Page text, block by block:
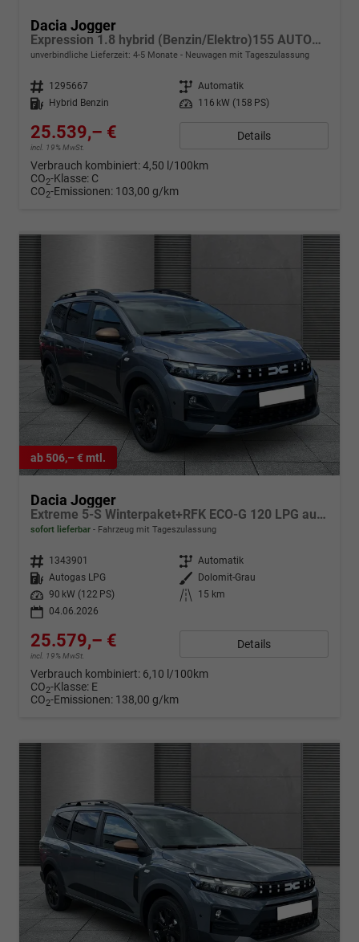
Dacia Jogger
Expression 1.8 hybrid (Benzin/Elektro)155 AUTOMATIK, 5-SITZPLÄTZE, 3 Jahre Garantie, Klima, Parksensoren hinten, Rückfahrkamera, Abgedunkelte Scheiben Lederlenkrad, Nebelscheinwerfer, Armlehne, Media Display 10 + Smartphone-Spiegelung, Tempomat, Dachreling
unverbindliche Lieferzeit: 4-5 Monate Neuwagen mit Tageszulassung
Fahrzeugnr. 1295667 Getriebe Automatik
Kraftstoff
Hybrid Benzin Leistung 116 kW (158 PS)
25.539,– €
incl. 19% MwSt.
Details
Verbrauch kombiniert:4,50 l/100km
CO2-Klasse: C
CO2-Emissionen: 103,00 g/km
ab 506,– € mtl.
Dacia Jogger
Extreme 5-S Winterpaket+RFK ECO-G 120 LPG automatik
sofort lieferbar Fahrzeug mit Tageszulassung
Fahrzeugnr. 1343901 Getriebe Automatik
Kraftstoff Autogas LPG Außenfarbe
Dolomit-Grau
Leistung
90 kW (122 PS) Kilometerstand
15 km
04.06.2026
25.579,– €
incl. 19% MwSt.
Details
Verbrauch kombiniert: 6,10 l/100km
CO2-Klasse: E
CO2-Emissionen: 138,00 g/km